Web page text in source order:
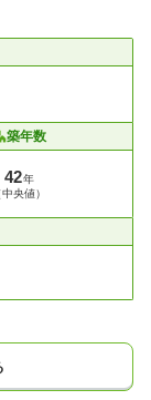
築年数
42年
中央値）